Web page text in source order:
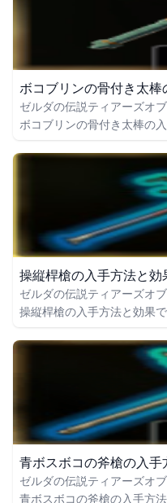
ボコブリンの骨付き太
ゼルダの伝説ティアーズオ
ボコブリンの骨付き太棒の
き太棒の効果や攻撃力につ
操縦桿槍の入手方法と効
ゼルダの伝説ティアーズオ
操縦桿槍の入手方法と効果
す。
青ボスボコの斧槍の入
ゼルダの伝説ティアーズオ
青ボスボコの斧槍の入手方